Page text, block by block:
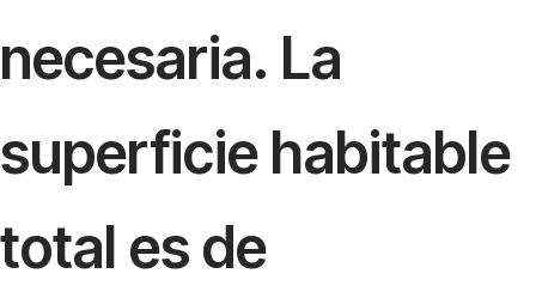
necesaria. La
superficie habitable
total es de